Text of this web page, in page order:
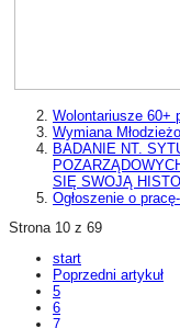
Wolontariusze 60+
Wymiana
BADANIE NT.
SIĘ SWOJĄ
Ogłoszenie o
Strona 10 z 69
start
Poprzedni artykuł
5
6
7